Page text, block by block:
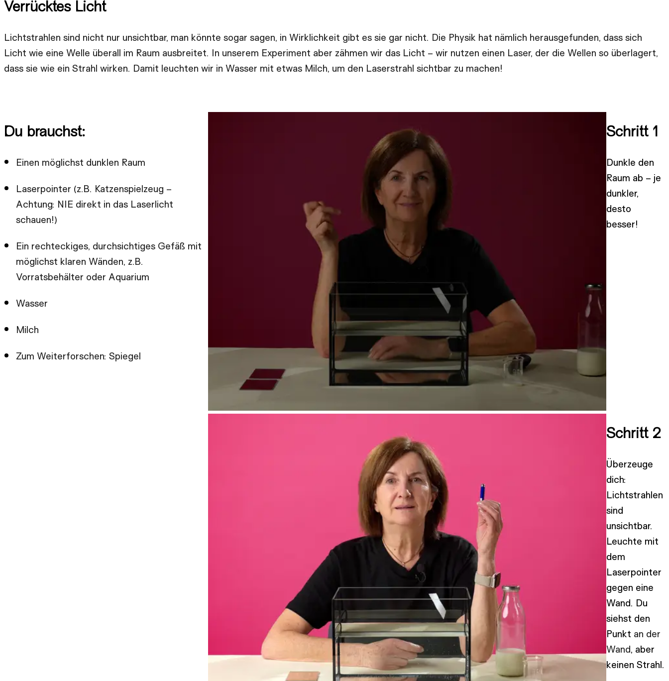
Verrücktes Licht
Lichtstrahlen sind nicht nur unsichtbar, man könnte sogar sagen, in Wirklichkeit gibt es sie gar nicht. Die Physik hat nämlich herausgefunden, dass sich
Licht wie eine Welle überall im Raum ausbreitet. In unserem Experiment aber zähmen wir das Licht – wir nutzen einen Laser, der die Wellen so überlagert,
dass sie wie ein Strahl wirken. Damit leuchten wir in Wasser mit etwas Milch, um den Laserstrahl sichtbar zu machen!
Du brauchst:
Einen möglichst dunklen Raum
Laserpointer (z.B. Katzenspielzeug –
Achtung: NIE direkt in das Laserlicht
schauen!)
Ein rechteckiges, durchsichtiges Gefäß mit
möglichst klaren Wänden, z.B.
Vorratsbehälter oder Aquarium
Wasser
Milch
Zum Weiterforschen: Spiegel
Schritt 1
Dunkle den
Raum ab – je
dunkler,
desto
besser!
Schritt 2
Überzeuge
dich:
Lichtstrahlen
sind
unsichtbar.
Leuchte mit
dem
Laserpointer
gegen eine
Wand. Du
siehst den
Punkt an der
Wand, aber
keinen Strahl.